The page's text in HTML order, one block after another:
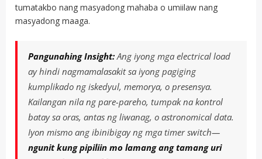
tumatakbo nang masyadong mahaba o umiilaw nang
masyadong maaga.
Pangunahing Insight:Ang iyong mga electrical load
ay hindi nagmamalasakit sa iyong pagiging
kumplikado ng iskedyul, memorya, o presensya.
Kailangan nila ng pare-pareho, tumpak na kontrol
batay sa oras, antas ng liwanag, o astronomical data.
Iyon mismo ang ibinibigay ng mga timer switch—
ngunit kung pipiliin mo lamang ang tamang uri